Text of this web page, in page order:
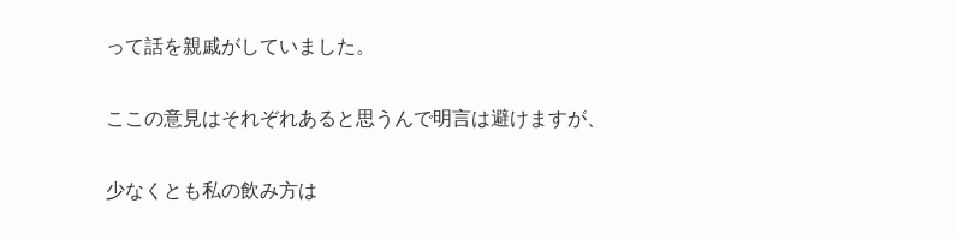
って話を親戚がしていました。
ここの意見はそれぞれあると思うんで明言は避けますが、
少なくとも私の飲み方は